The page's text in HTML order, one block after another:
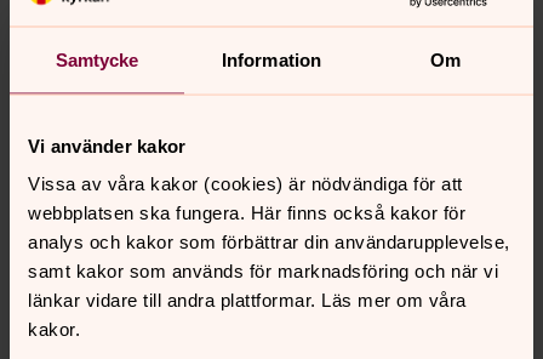
Samtycke Information Om
Vi använder kakor
Vissa av våra kakor (cookies) är nödvändiga för att
webbplatsen ska fungera. Här finns också kakor för
analys och kakor som förbättrar din användarupplevelse,
samt kakor som används för marknadsföring och när vi
länkar vidare till andra plattformar. Läs mer om våra
kakor.
vara redo att öppna sina dörrar vid kris och katastrof.
Kyrkorna är en skatt vi måste ta hand om. De ska vara
blomstra. Och självklart ska vi tänka hållbart – både för
miljön och för framtida generationer.
En kyrka med hjärta och hjärna! Centerpartiet vill ha en
kyrka som både bevarar sina traditioner och utvecklas
för att möta dagens och morgondagens utmaningar.